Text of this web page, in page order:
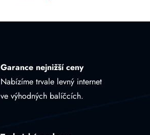
Garance nejnižší ceny
Nabízíme trvale levný internet
ve výhodných balíčcích.